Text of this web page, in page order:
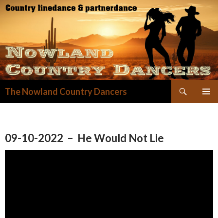
The Nowland Country Dancers
09-10-2022 – He Would Not Lie